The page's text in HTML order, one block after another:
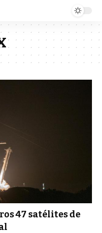
47 satélites de